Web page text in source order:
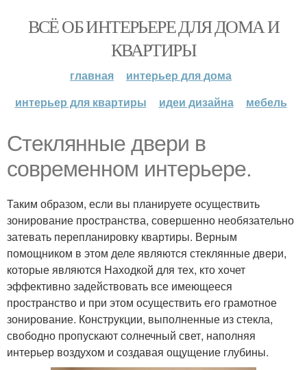
ВСЁ ОБ ИНТЕРЬЕРЕ ДЛЯ ДОМА И
КВАРТИРЫ
главная
интерьер для дома
интерьер для квартиры
идеи дизайна мебель
Стеклянные двери в
современном интерьере.
Таким образом, если вы планируете осуществить
зонирование пространства, совершенно необязательно
затевать перепланировку квартиры. Верным
помощником в этом деле являются стеклянные двери,
которые являются Находкой для тех, кто хочет
эффективно задействовать все имеющееся
пространство и при этом осуществить его грамотное
зонирование. Конструкции, выполненные из стекла,
свободно пропускают солнечный свет, наполняя
интерьер воздухом и создавая ощущение глубины.